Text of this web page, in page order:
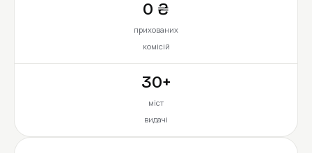
0 ₴
прихованих
комісій
30+
міст
видачі